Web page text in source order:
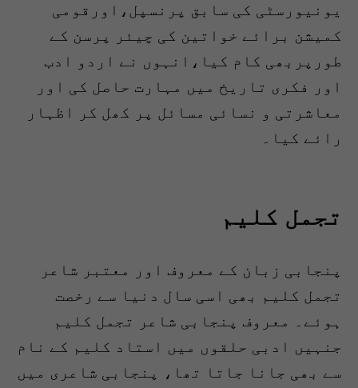
یونیورسٹی کی سابق پرنسپل،اورقومی
کمیشن برائے خواتین کی چیئر پرسن کے
طورپربھی کام کیا،انہوں نے اردو ادب
اور فکری تاریخ میں مہارت حاصل کی اور
معاشرتی و نسائی مسائل پر کھل کر اظہار
رائے کیا۔
تجمل کلیم
پنجابی زبان کے معروف اور معتبر شاعر
تجمل کلیم بھی اسی سال دنیا سے رخصت
ہوئے۔ معروف پنجابی شاعر تجمل کلیم
جنہیں ادبی حلقوں میں استاد کلیم کے نام
سے بھی جانا جاتا تھا، پنجابی شاعری میں